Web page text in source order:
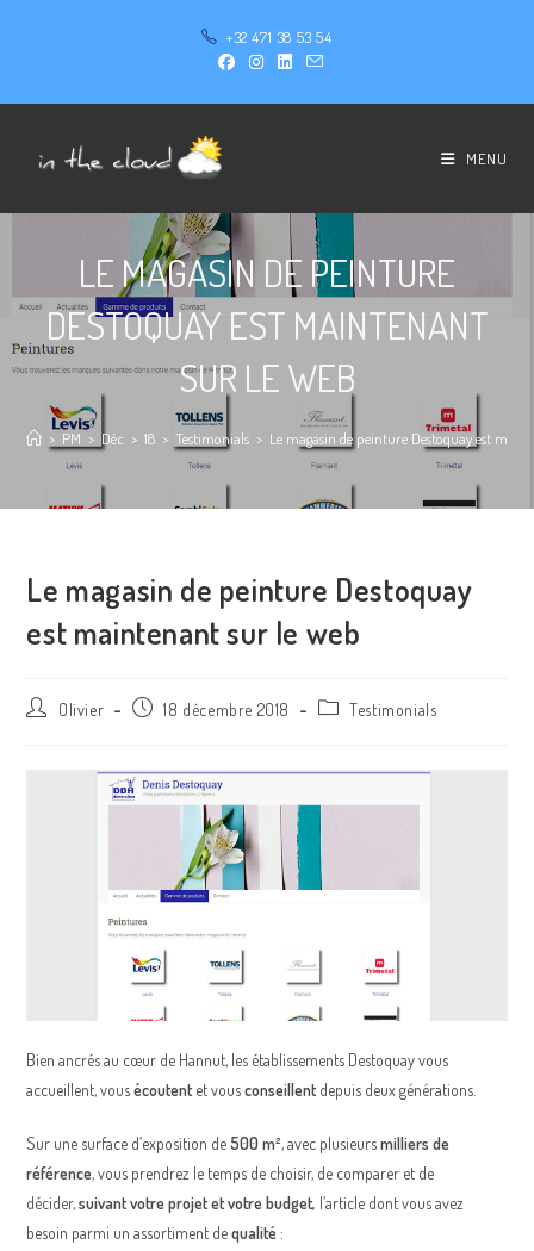
+32 471 38 53 54
MENU
LE MAGASIN DE PEINTURE
DESTOQUAY EST MAINTENANT
SUR LE WEB
> PM > Déc > 18 > Testimonials > Le magasin de peinture Destoquay est
Le magasin de peinture Destoquay
est maintenant sur le web
Olivier 18 décembre 2018 Testimonials
Bien ancrés au cœur de Hannut, les établissements Destoquay vous
accueillent, vousécoutentet vousconseillentdepuis deux générations.
Sur une surface d’exposition de500 m², avec plusieursmilliers de
référence, vous prendrez le temps de choisir, de comparer et de
décider,suivant votre projet et votre budget, l’article dont vous avez
besoin parmi un assortiment dequalité :